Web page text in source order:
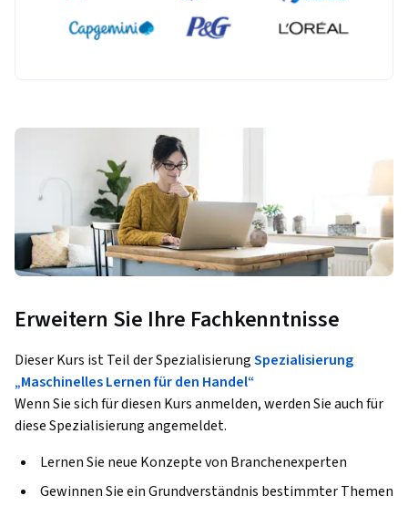
Erweitern Sie Ihre Fachkenntnisse
Dieser Kurs ist Teil der SpezialisierungSpezialisierung
„Maschinelles Lernen für den Handel“
Wenn Sie sich für diesen Kurs anmelden, werden Sie auch für
diese Spezialisierung angemeldet.
Lernen Sie neue Konzepte von Branchenexperten
Gewinnen Sie ein Grundverständnis bestimmter Themen